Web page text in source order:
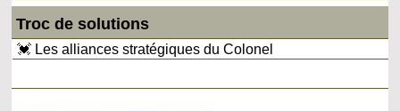
Troc de solutions
💓 Les alliances stratégiques du Colonel